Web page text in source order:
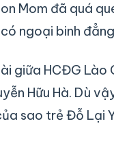
Mom đã quá
ngoại binh
giữa HCĐG Lào
Hữu Hà. Dù
sao trẻ Đỗ Lại